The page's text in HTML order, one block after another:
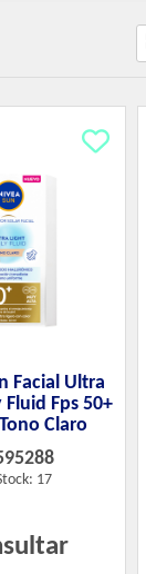
Facial Ultra
Fps 50+
Claro
17